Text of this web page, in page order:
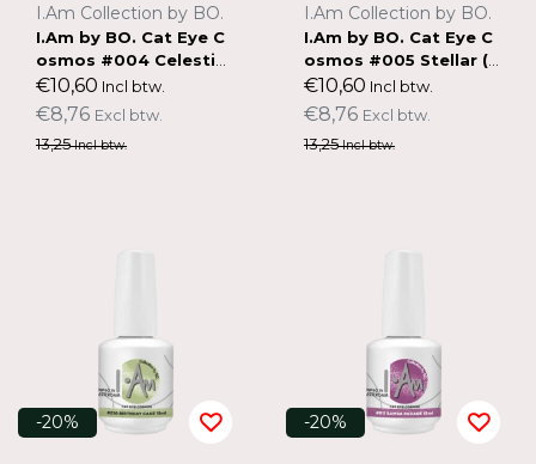
I.Am Collection by BO.
I.Am by BO. Cat Eye C
osmos #004 Celestial
(15ml)
€10,60 Incl btw.
€8,76 Excl btw.
13,25Incl btw.
I.Am Collection by BO.
I.Am by BO. Cat Eye C
osmos #005 Stellar (1
5ml)
€10,60 Incl btw.
€8,76 Excl btw.
13,25Incl btw.
-20% -20%